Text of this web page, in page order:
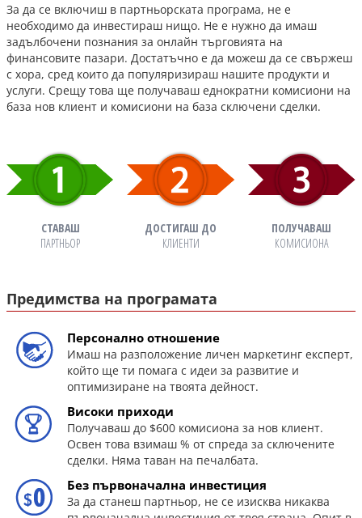
За да се включиш в партньорската програма, не е
необходимо да инвестираш нищо. Не е нужно да имаш
задълбочени познания за онлайн търговията на
финансовите пазари. Достатъчно е да можеш да се свържеш
с хора, сред които да популяризираш нашите продукти и
услуги. Срещу това ще получаваш еднократни комисиони на
база нов клиент и комисиони на база сключени сделки.
СТАВАШ
ПАРТНЬОР
ДОСТИГАШ ДО
КЛИЕНТИ
ПОЛУЧАВАШ
КОМИСИОНА
Предимства на програмата
Персонално отношение
Имаш на разположение личен маркетинг експерт,
който ще ти помага с идеи за развитие и
оптимизиране на твоята дейност.
Високи приходи
Получаваш до $600 комисиона за нов клиент.
Освен това взимаш % от спреда за сключените
сделки. Няма таван на печалбата.
Без първоначална инвестиция
За да станеш партньор, не се изисква никаква